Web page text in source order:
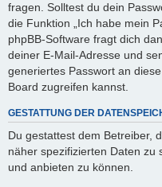
fragen. Solltest du dein
die Funktion „Ich habe mein
phpBB-Software fragt dich
deiner E-Mail-Adresse und
generiertes Passwort an
Board zugreifen kannst.
GESTATTUNG DER
Du gestattest dem Betreiber,
näher spezifizierten Daten zu
und anbieten zu können.